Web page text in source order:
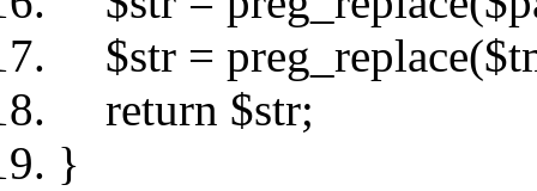
$str = preg_replace(
return $str;
}